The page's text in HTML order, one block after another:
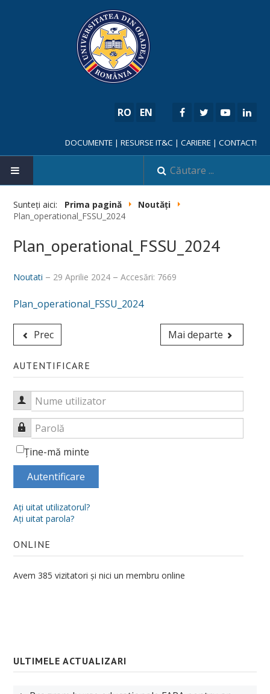
RO EN
DOCUMENTE | RESURSE IT&C | CARIERE | CONTACT!
Misiune, obiective, viziune
Calitatea procesului educațional
Alegeri academice
Hotărâri CF_FSSU
Centru Universitar pentru Acces, Diversitate și Incluziune
DEPARTAMENTE
Psihologie
Ştiinţe ale Educaţiei
Școală doctorală de Sociologie
Ph. D in Sociology at the University of Oradea
Sunteți aici: Prima pagină
Noutăți
Plan_operational_FSSU_2024
Plan_operational_FSSU_2024
Noutati 29 Aprilie 2024 Accesări: 7669
Plan_operational_FSSU_2024
Prec Mai departe
AUTENTIFICARE
Nume utilizator
Parolă
Ţine-mă minte
Autentificare
Aţi uitat utilizatorul?
Aţi uitat parola?
ONLINE
Avem 385 vizitatori și nici un membru online
ULTIMELE ACTUALIZARI